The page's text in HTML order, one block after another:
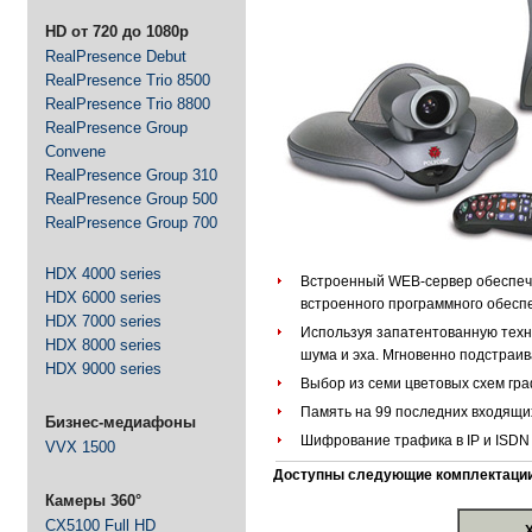
HD от 720 до 1080p
RealPresence Debut
RealPresence Trio 8500
RealPresence Trio 8800
RealPresence Group
Convene
RealPresence Group 310
RealPresence Group 500
RealPresence Group 700
HDX 4000 series
HDX 6000 series
HDX 7000 series
HDX 8000 series
HDX 9000 series
Бизнес-медиафоны
VVX 1500
Камеры 360°
CX5100 Full HD
Встроенный WEB-сервер
встроенного программного
Используя запатентованную
шума и эха. Мгновенно
Выбор из семи цветовых схем
Память на 99 последних
Шифрование трафика в IP и ISDN
Доступны следующие